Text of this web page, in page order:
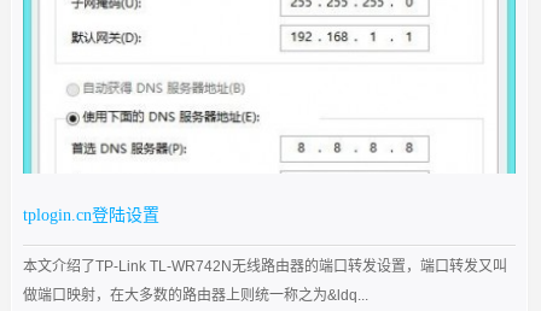
tplogin.cn登陆设置
本文介绍了TP-Link TL-WR742N无线路由器的端口转发设置，端口转发又叫
做端口映射，在大多数的路由器上则统一称之为&ldq...